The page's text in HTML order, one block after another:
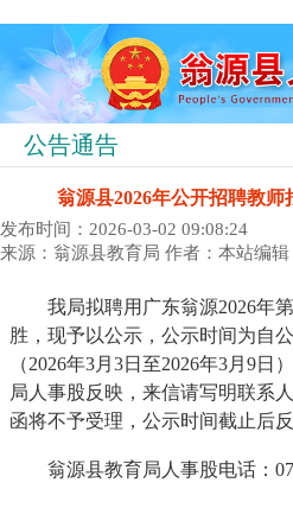
公告通告
翁源县2026年公开招聘教师
发布时间：2026-03-02 09:08:24
来源：翁源县教育局 作者：本站编辑
我局拟聘用广东翁源2026年第
胜，现予以公示，公示时间为自
（2026年3月3日至2026年3月9
局人事股反映，来信请写明联系
函将不予受理，公示时间截止后
翁源县教育局人事股电话：